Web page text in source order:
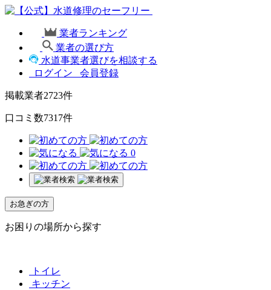
業者ランキング
業者の選び方
水道事業者選びを相談する
ログイン
会員登録
掲載業者2723件
口コミ数7317件
0
お急ぎの方
お困りの場所から探す
トイレ
キッチン